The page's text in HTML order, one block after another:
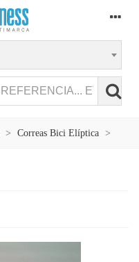
> Correas Bici Elíptica >